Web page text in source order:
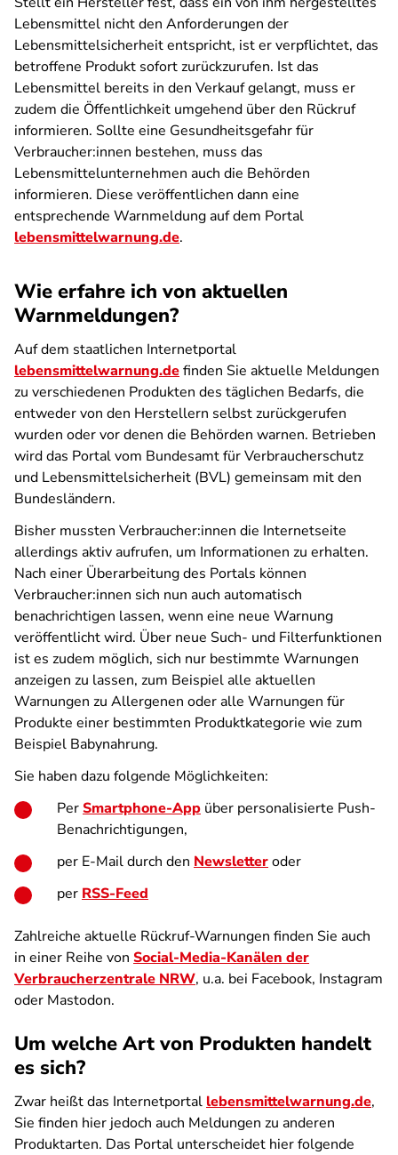
Lebensmittel nicht den Anforderungen der
Lebensmittelsicherheit entspricht, ist er verpflichtet, das
betroffene Produkt sofort zurückzurufen. Ist das
Lebensmittel bereits in den Verkauf gelangt, muss er
zudem die Öffentlichkeit umgehend über den Rückruf
informieren. Sollte eine Gesundheitsgefahr für
Verbraucher:innen bestehen, muss das
Lebensmittelunternehmen auch die Behörden
informieren. Diese veröffentlichen dann eine
entsprechende Warnmeldung auf dem Portal
lebensmittelwarnung.de.
Wie erfahre ich von aktuellen
Warnmeldungen?
Auf dem staatlichen Internetportal
lebensmittelwarnung.definden Sie aktuelle Meldungen
zu verschiedenen Produkten des täglichen Bedarfs, die
entweder von den Herstellern selbst zurückgerufen
wurden oder vor denen die Behörden warnen. Betrieben
wird das Portal vom Bundesamt für Verbraucherschutz
und Lebensmittelsicherheit (BVL) gemeinsam mit den
Bundesländern.
Bisher mussten Verbraucher:innen die Internetseite
allerdings aktiv aufrufen, um Informationen zu erhalten.
Nach einer Überarbeitung des Portals können
Verbraucher:innen sich nun auch automatisch
benachrichtigen lassen, wenn eine neue Warnung
veröffentlicht wird. Über neue Such- und Filterfunktionen
ist es zudem möglich, sich nur bestimmte Warnungen
anzeigen zu lassen, zum Beispiel alle aktuellen
Warnungen zu Allergenen oder alle Warnungen für
Produkte einer bestimmten Produktkategorie wie zum
Beispiel Babynahrung.
Sie haben dazu folgende Möglichkeiten:
PerSmartphone-App über personalisierte Push-
Benachrichtigungen,
per E-Mail durch den Newsletteroder
per RSS-Feed
Zahlreiche aktuelle Rückruf-Warnungen finden Sie auch
in einer Reihe von Social-Media-Kanälen der
Verbraucherzentrale NRW, u.a. bei Facebook, Instagram
oder Mastodon.
Um welche Art von Produkten handelt
es sich?
Zwar heißt das Internetportal lebensmittelwarnung.de,
Sie finden hier jedoch auch Meldungen zu anderen
Produktarten. Das Portal unterscheidet hier folgende